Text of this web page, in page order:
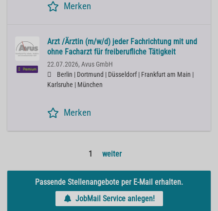
Merken
Premium
Arzt /Ärztin (m/w/d) jeder Fachrichtung mit und
ohne Facharzt für freiberufliche Tätigkeit
22.07.2026, Avus GmbH
Berlin | Dortmund | Düsseldorf | Frankfurt am Main |
Karlsruhe | München
Merken
1 weiter
Passende Stellenangebote per E-Mail erhalten.
JobMail Service anlegen!